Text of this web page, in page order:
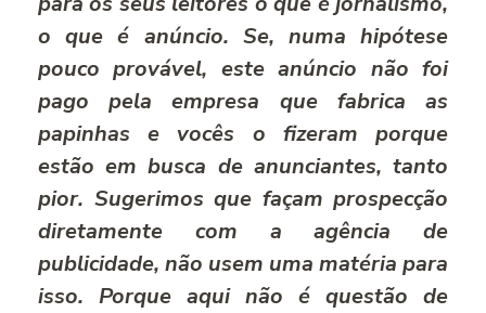
o que é anúncio. Se, numa hipótese
pouco provável, este anúncio não foi
pago pela empresa que fabrica as
papinhas e vocês o fizeram porque
estão em busca de anunciantes, tanto
pior. Sugerimos que façam prospecção
diretamente com a agência de
publicidade, não usem uma matéria para
isso. Porque aqui não é questão de